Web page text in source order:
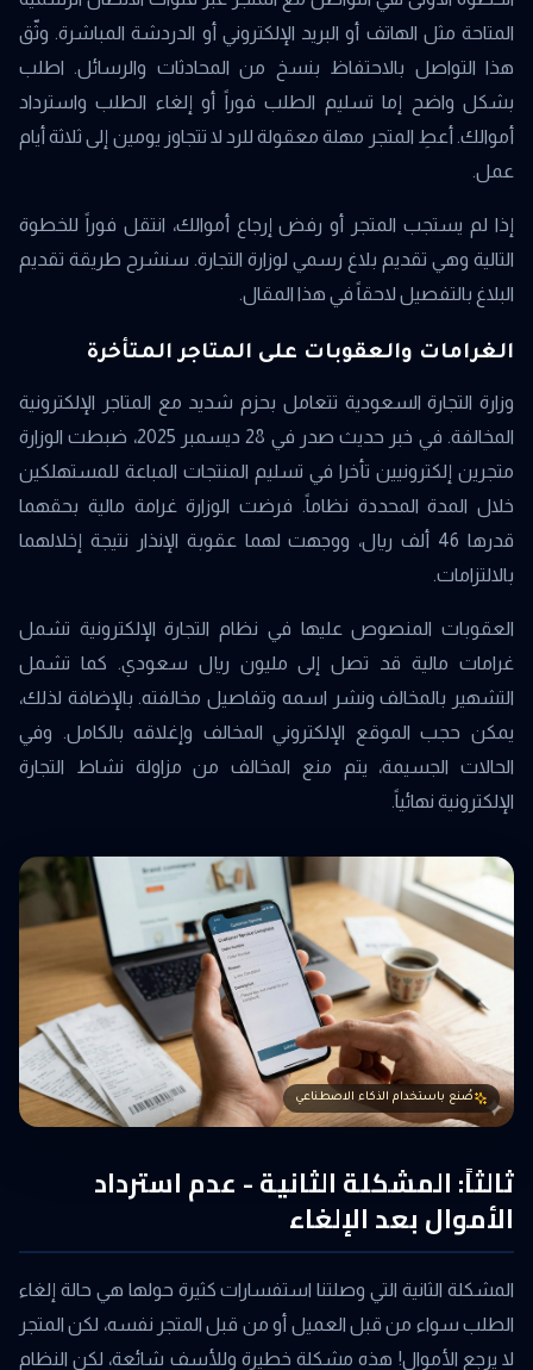
المتاحة مثل الهاتف أو البريد الإلكتروني أو الدردشة المباشرة. وثّق
هذا التواصل بالاحتفاظ بنسخ من المحادثات والرسائل. اطلب
بشكل واضح إما تسليم الطلب فوراً أو إلغاء الطلب واسترداد
أموالك. أعطِ المتجر مهلة معقولة للرد لا تتجاوز يومين إلى ثلاثة أيام
عمل.
إذا لم يستجب المتجر أو رفض إرجاع أموالك، انتقل فوراً للخطوة
التالية وهي تقديم بلاغ رسمي لوزارة التجارة. سنشرح طريقة تقديم
البلاغ بالتفصيل لاحقاً في هذا المقال.
الغرامات والعقوبات على المتاجر المتأخرة
وزارة التجارة السعودية تتعامل بحزم شديد مع المتاجر الإلكترونية
المخالفة. في خبر حديث صدر في 28 ديسمبر 2025، ضبطت الوزارة
متجرين إلكترونيين تأخرا في تسليم المنتجات المباعة للمستهلكين
خلال المدة المحددة نظاماً. فرضت الوزارة غرامة مالية بحقهما
قدرها 46 ألف ريال، ووجهت لهما عقوبة الإنذار نتيجة إخلالهما
بالالتزامات.
العقوبات المنصوص عليها في نظام التجارة الإلكترونية تشمل
غرامات مالية قد تصل إلى مليون ريال سعودي. كما تشمل
التشهير بالمخالف ونشر اسمه وتفاصيل مخالفته. بالإضافة لذلك،
يمكن حجب الموقع الإلكتروني المخالف وإغلاقه بالكامل. وفي
الحالات الجسيمة، يتم منع المخالف من مزاولة نشاط التجارة
الإلكترونية نهائياً.
صُنع باستخدام الذكاء الاصطناعي
ثالثاً: المشكلة الثانية - عدم استرداد
الأموال بعد الإلغاء
المشكلة الثانية التي وصلتنا استفسارات كثيرة حولها هي حالة إلغاء
الطلب سواء من قبل العميل أو من قبل المتجر نفسه، لكن المتجر
لا يرجع الأموال! هذه مشكلة خطيرة وللأسف شائعة، لكن النظام